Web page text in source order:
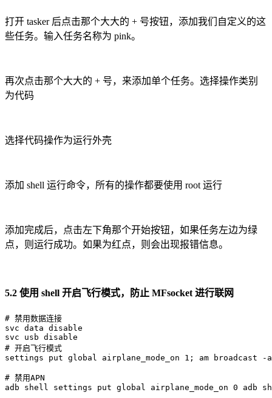
打开 tasker 后点击那个大大的 + 号按钮，添加我们自定义的这
些任务。输入任务名称为 pink。
再次点击那个大大的 + 号，来添加单个任务。选择操作类别
为代码
选择代码操作为运行外壳
添加 shell 运行命令，所有的操作都要使用 root 运行
添加完成后，点击左下角那个开始按钮，如果任务左边为绿
点，则运行成功。如果为红点，则会出现报错信息。
5.2 使用 shell 开启飞行模式，防止 MFsocket 进行联网
# 禁用数据连接
svc data disable
# 开启飞行模式
settings put global airplane_mode_on 1 ; am broadcast -a
# 禁用APN
adb shell settings put global airplane_mode_on 0 adb